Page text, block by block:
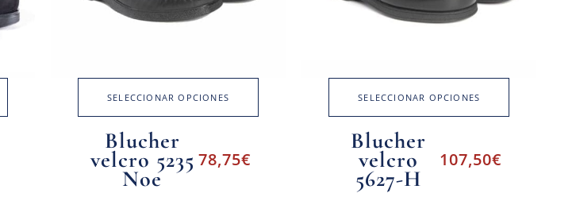
SELECCIONAR OPCIONES
Blucher
velcro 5235
Noe
78,75€
SELECCIONAR OPCIONES
Blucher
velcro
5627-H
107,50€